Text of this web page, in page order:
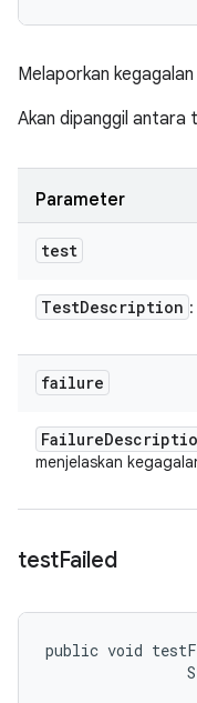
Melaporkan
Akan dipanggil
Parameter
test
TestDescription
failure
Failure
menjelaskan
testFailed
public void